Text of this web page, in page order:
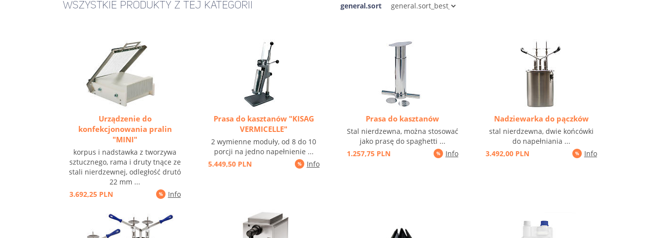
WSZYSTKIE PRODUKTY Z TEJ KATEGORII general.sort
Urządzenie do
konfekcjonowania pralin
"MINI"
korpus i nadstawka z tworzywa
sztucznego, rama i druty tnące ze
stali nierdzewnej, odległość drutó
22 mm ...
3.692,25 PLN
Info
Prasa do kasztanów "KISAG
VERMICELLE"
2 wymienne moduły, od 8 do 10
porcji na jedno napełnienie ...
5.449,50 PLN
Info
Prasa do kasztanów
Stal nierdzewna, można stosować
jako prasę do spaghetti ...
1.257,75 PLN
Info
Nadziewarka do pączków
stal nierdzewna, dwie końcówki
do napełniania ...
3.492,00 PLN
Info